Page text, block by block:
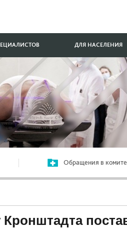
ДЛЯ НАСЕЛЕНИЯ
Обращения в